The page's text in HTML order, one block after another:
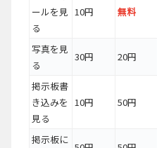
ールを見
る
10円 無料
写真を見
る
30円 20円
掲示板書
き込みを
見る
10円 50円
掲示板に